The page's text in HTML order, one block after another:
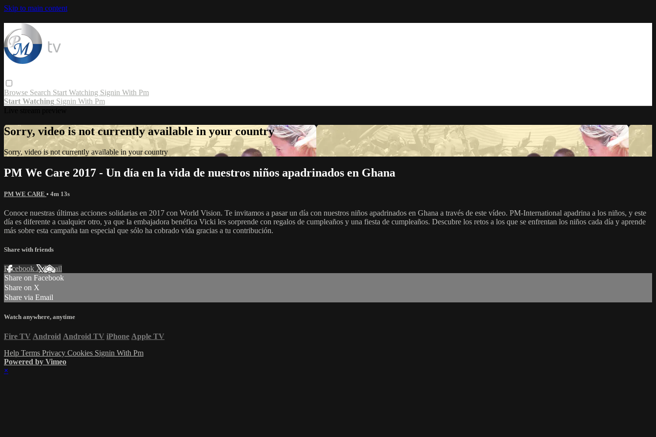
Skip to main content
Browse Search Start Watching Signin With Pm
Start Watching Signin With Pm
Sorry, video is not currently available in your country
Sorry, video is not currently available in your country
PM We Care 2017 - Un día en la vida de nuestros niños apadrinados en Ghana
PM WE CARE • 4m 13s
Conoce nuestras últimas acciones solidarias en 2017 con World Vision. Te invitamos a pasar un día con nuestros niños apadrinados en Ghana a través de este vídeo. PM-International apadrina a los niños, y este
día es diferente a cualquier otro, ya que la embajadora benéfica Vicki les sorprende con regalos de cumpleaños y una fiesta de cumpleaños. Descubre los retos a los que se enfrentan los niños cada día y aprende
más sobre esta campaña tan especial que sólo ha cobrado vida gracias a tu contribución.
Share with friends
Facebook XEmail
Share on Facebook
Share on X
Share via Email
Watch anywhere, anytime
Fire TV Android Android TV iPhone Apple TV
Help Terms Privacy Cookies Signin With Pm
Powered by Vimeo
×